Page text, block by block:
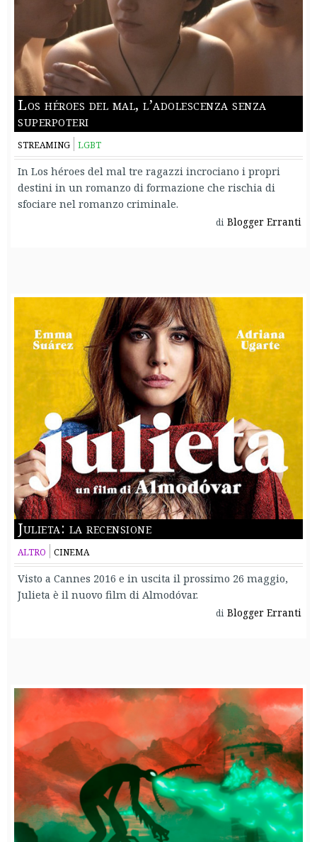
Los héroes del mal, l’adolescenza senza
superpoteri
STREAMING LGBT
In Los héroes del mal tre ragazzi incrociano i propri
destini in un romanzo di formazione che rischia di
sfociare nel romanzo criminale.
di Blogger Erranti
Julieta: la recensione
ALTRO CINEMA
Visto a Cannes 2016 e in uscita il prossimo 26 maggio,
Julieta è il nuovo film di Almodóvar.
di Blogger Erranti